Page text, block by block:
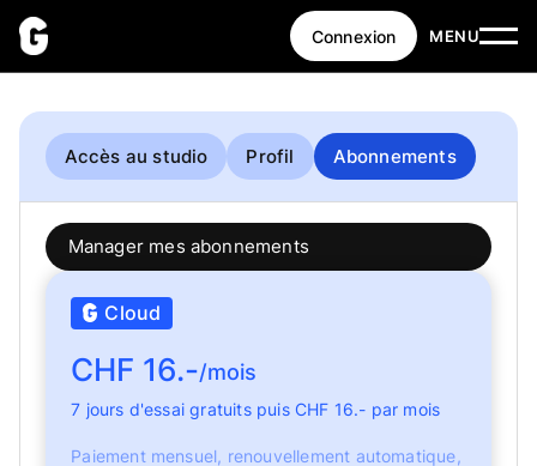
Connexion MENU
Accès au studio Profil Abonnements
Manager mes abonnements
Cloud
CHF 16.-/mois
7 jours d'essai gratuits puis CHF 16.- par mois
Paiement mensuel, renouvellement automatique,